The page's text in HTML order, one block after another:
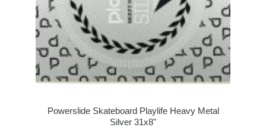
Powerslide Skateboard Playlife Heavy Metal
Silver 31x8"